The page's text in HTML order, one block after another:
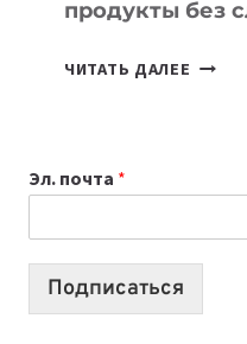
продукты без
ЧИТАТЬ ДАЛЕЕ
Эл. почта *
Подписаться